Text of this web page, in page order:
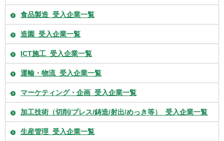
食品製造_受入企業一覧
造園_受入企業一覧
ICT施工_受入企業一覧
運輸・物流_受入企業一覧
マーケティング・企画_受入企業一覧
加工技術（切削/プレス/鋳造/射出/めっき等）_受入企業一覧
生産管理_受入企業一覧